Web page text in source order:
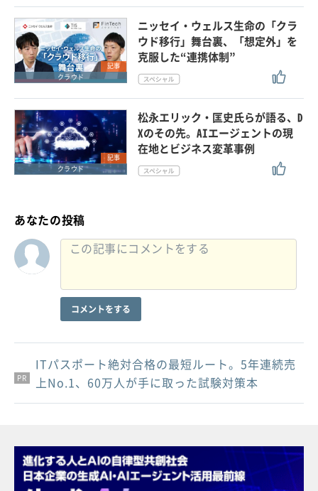
記事
クラウド
ニッセイ・ウェルス生命の「クラ
ウド移行」舞台裏、「想定外」を
克服した“連携体制”
記事
クラウド
松永エリック・匡史氏らが語る、D
Xのその先。AIエージェントの現
在地とビジネス変革事例
あなたの投稿
コメントをする
PR
PR
PR
ITパスポート絶対合格の最短ルート。5年連続売
上No.1、60万人が手に取った試験対策本